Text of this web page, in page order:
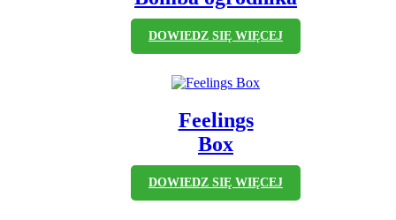
DOWIEDZ SIĘ WIĘCEJ
Feelings
Box
DOWIEDZ SIĘ WIĘCEJ